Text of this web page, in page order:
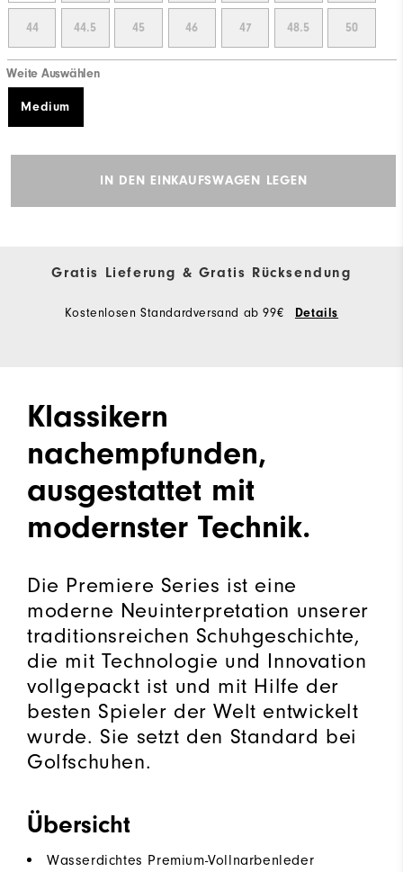
44 44.5 45 46 47 48.5 50
Weite Auswählen
Medium
IN DEN EINKAUFSWAGEN LEGEN
Gratis Lieferung & Gratis Rücksendung
Kostenlosen Standardversand ab 99€ Details
Klassikern
nachempfunden,
ausgestattet mit
modernster Technik.
Die Premiere Series ist eine
moderne Neuinterpretation unserer
traditionsreichen Schuhgeschichte,
die mit Technologie und Innovation
vollgepackt ist und mit Hilfe der
besten Spieler der Welt entwickelt
wurde. Sie setzt den Standard bei
Golfschuhen.
Übersicht
Wasserdichtes Premium-Vollnarbenleder